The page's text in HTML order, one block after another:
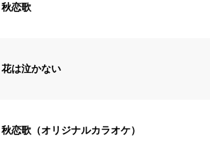
秋恋歌
花は泣かない
秋恋歌（オリジナルカラオケ）